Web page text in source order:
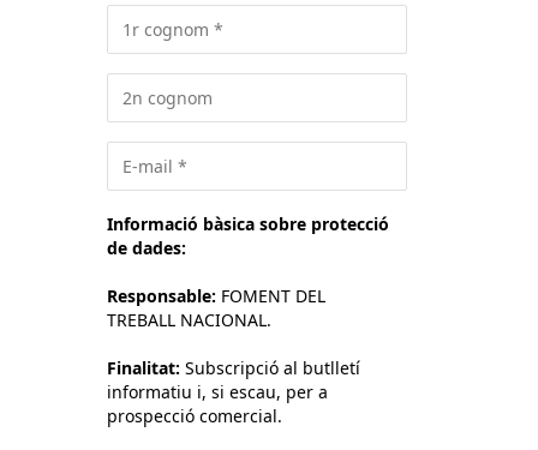
Informació bàsica sobre protecció
de dades:
Responsable: FOMENT DEL
TREBALL NACIONAL.
Finalitat: Subscripció al butlletí
informatiu i, si escau, per a
prospecció comercial.